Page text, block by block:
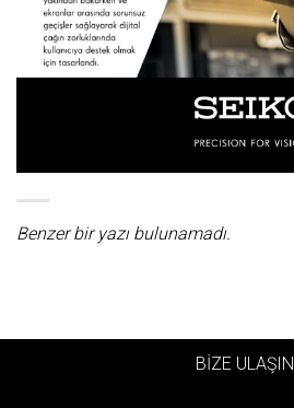
Benzer bir yazı bulunamadı.
BİZE ULAŞIN